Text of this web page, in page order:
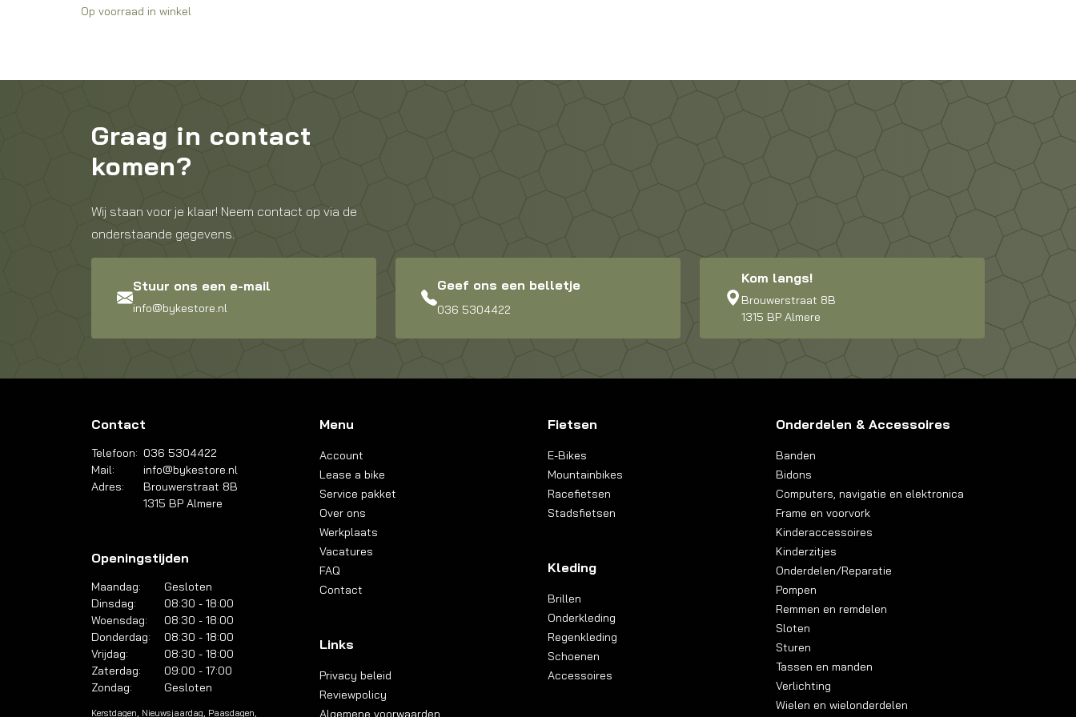
Graag in contact
komen?
Wij staan voor je klaar! Neem contact op via de
onderstaande gegevens.
Stuur ons een e-mail
info@bykestore.nl
Geef ons een belletje
036 5304422
Kom langs!
Brouwerstraat 8B
1315 BP Almere
Contact
Telefoon: 036 5304422
Mail:
info@bykestore.nl
Adres:
Brouwerstraat 8B
1315 BP Almere
Openingstijden
Maandag:
Gesloten
Dinsdag:
08:30 - 18:00
Woensdag:
08:30 - 18:00
Donderdag:
08:30 - 18:00
Vrijdag:
08:30 - 18:00
Zaterdag:
09:00 - 17:00
Zondag:
Gesloten
Kerstdagen, Nieuwsjaardag, Paasdagen,
Menu
Account
Lease a bike
Service pakket
Over ons
Werkplaats
Vacatures
FAQ
Contact
Links
Privacy beleid
Reviewpolicy
Algemene voorwaarden
Fietsen
E-Bikes
Mountainbikes
Racefietsen
Stadsfietsen
Kleding
Brillen
Onderkleding
Regenkleding
Schoenen
Accessoires
Onderdelen & Accessoires
Banden
Bidons
Computers, navigatie en elektronica
Frame en voorvork
Kinderaccessoires
Kinderzitjes
Onderdelen/Reparatie
Pompen
Remmen en remdelen
Sloten
Sturen
Tassen en manden
Verlichting
Wielen en wielonderdelen